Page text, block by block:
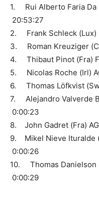
1. Rui Alberto Faria Da
20:53:27
2. Frank Schleck
3. Roman Kreuziger
4. Thibaut Pinot (Fra)
5. Nicolas Roche (Irl)
6. Thomas Löfkvist
7. Alejandro Valverde
0:00:23
8. John Gadret (Fra)
9. Mikel Nieve Ituralde
0:00:26
10. Thomas Danielson
0:00:29